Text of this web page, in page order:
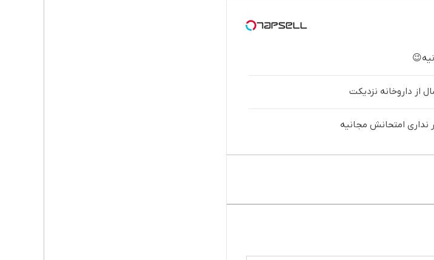
نداری امتحانش مجانیه